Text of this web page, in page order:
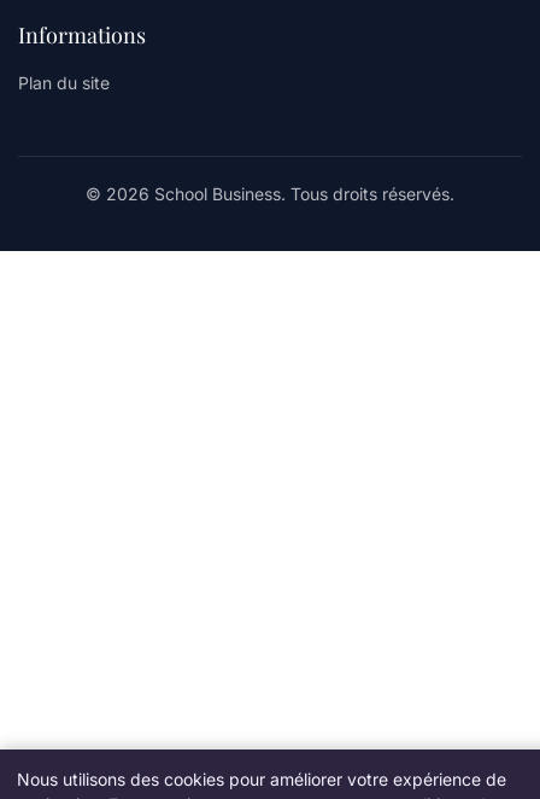
Informations
Plan du site
© 2026 School Business. Tous droits réservés.
Nous utilisons des cookies pour améliorer votre expérience de